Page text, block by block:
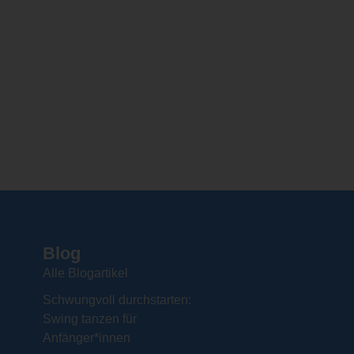
Blog
Alle Blogartikel
Schwungvoll durchstarten:
Swing tanzen für
Anfänger*innen